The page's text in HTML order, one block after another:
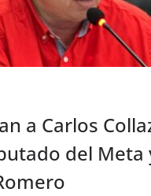
a Carlos
del Meta